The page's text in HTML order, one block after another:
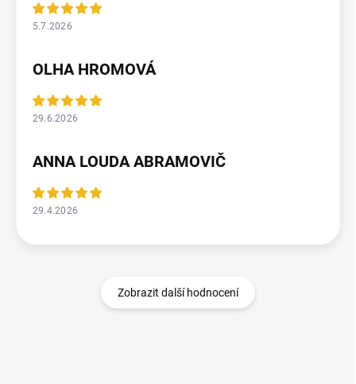
5.7.2026
OLHA HROMOVÁ
29.6.2026
ANNA LOUDA ABRAMOVIČ
29.4.2026
Zobrazit další hodnocení